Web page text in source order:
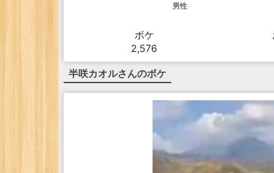
男性
ボケ
2,576
半咲カオルさんのボケ